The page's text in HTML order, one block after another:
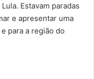
Estavam paradas
e apresentar uma
para a região do